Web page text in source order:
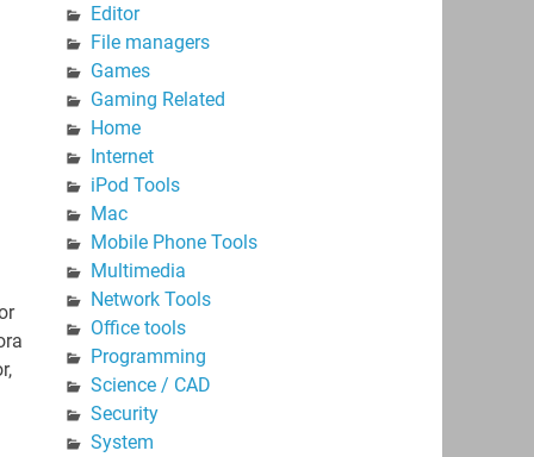
Editor
File managers
Games
Gaming Related
Home
Internet
iPod Tools
Mac
Mobile Phone Tools
Multimedia
Network Tools
Office tools
Programming
Science / CAD
Security
System